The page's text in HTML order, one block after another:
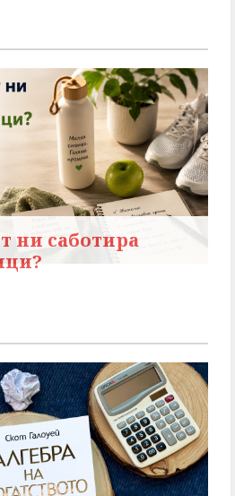
ни саботира